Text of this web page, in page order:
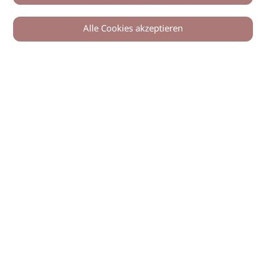
Alle Cookies akzeptieren